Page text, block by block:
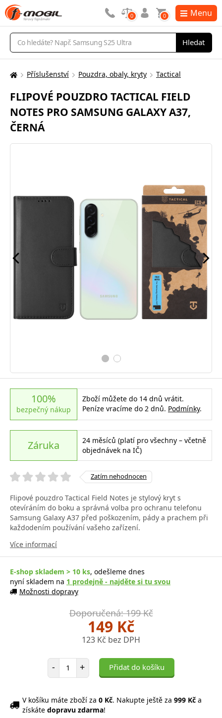
Vyhledávání
Hledat
0 0 Menu
Zde
nacházíte:
Příslušenství Pouzdra, obaly, kryty Tactical
FLIPOVÉ POUZDRO TACTICAL FIELD
NOTES PRO SAMSUNG GALAXY A37,
ČERNÁ
100%
bezpečný nákup
Zboží můžete do 14 dnů vrátit.
Peníze vracíme do 2 dnů. Podmínky.
Záruka
24 měsíců (platí pro všechny – včetně
objednávek na IČ)
Zatím nehodnocen
Flipové pouzdro Tactical Field Notes je stylový kryt s
otevíráním do boku a správná volba pro ochranu telefonu
Samsung Galaxy A37 před poškozením, pády a prachem při
každodením používání vašeho zařízení.
Více informací
E-shop skladem > 10 ks, odešleme dnes
nyní skladem na 1 prodejně - najděte si tu svou
Možnosti dopravy
Doporučená: 199 Kč
149 Kč
123 Kč bez DPH
- Počet položek
+ Přidat do košíku
V košíku máte zboží za 0 Kč. Nakupte ještě za 999 Kč a
získáte dopravu zdarma!